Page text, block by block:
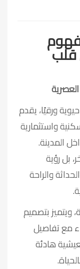
قلب
ورقيًا، يقدم
واستثمارية
المدينة.
بل رؤية
والراحة
ويتميز بتصميم
مع تفاصيل
هادئة